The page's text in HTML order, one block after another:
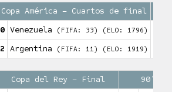
Copa América – Cuartos de final
0 Venezuela (FIFA: 33) (ELO: 1796)
2 Argentina (FIFA: 11) (ELO: 1919)
Copa del Rey – Final
90′